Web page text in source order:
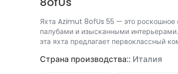
Яхта Azimut 8ofUs 55 — это
палубами и изысканными
эта яхта предлагает первоклассный
Страна производства:: Италия